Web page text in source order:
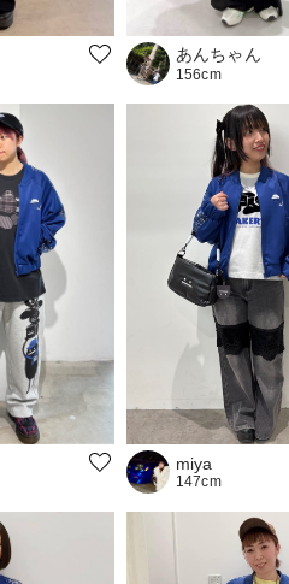
あんちゃん
156cm
miya
147cm